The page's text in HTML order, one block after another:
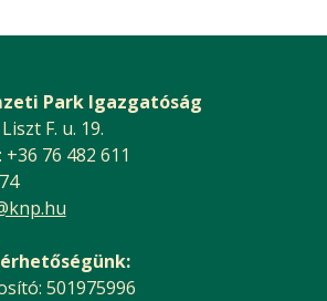
Park Igazgatóság
F. u. 19.
76 482 611
501975996